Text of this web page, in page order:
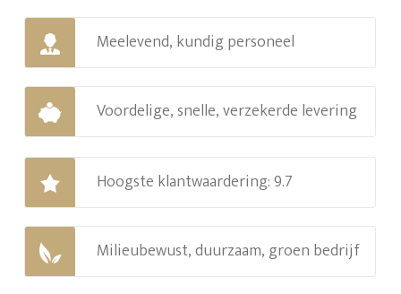
Meelevend, kundig personeel
Voordelige, snelle, verzekerde levering
Hoogste klantwaardering: 9.7
Milieubewust, duurzaam, groen bedrijf